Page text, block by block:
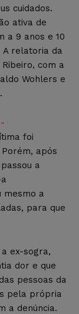
cuidados.
ativa de
a 9 anos e 10
A relatoria da
com a
Wohlers e
foi
após
a
mesmo a
para que
ex-sogra,
dor e que
pessoas da
pela própria
a denúncia.